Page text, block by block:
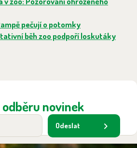
pečují o potomky
běh zoo podpoří loskutáky
novinek
Odeslat